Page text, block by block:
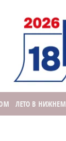
ЛЕТО В НИЖНЕМ